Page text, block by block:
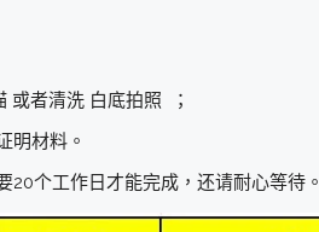
或者清洗 白底拍照 ；
明材料。
个工作日才能完成，还请耐心等待。